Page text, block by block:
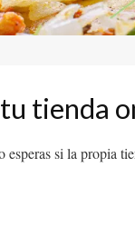
tienda
si la propia